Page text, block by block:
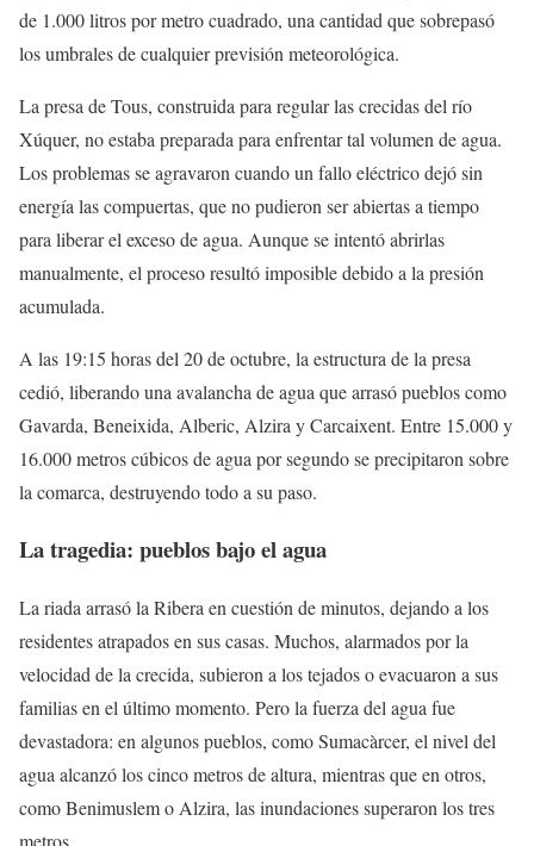
de 1.000 litros por metro cuadrado, una cantidad que sobrepasó
los umbrales de cualquier previsión meteorológica.
La presa de Tous, construida para regular las crecidas del río
Xúquer, no estaba preparada para enfrentar tal volumen de agua.
Los problemas se agravaron cuando un fallo eléctrico dejó sin
energía las compuertas, que no pudieron ser abiertas a tiempo
para liberar el exceso de agua. Aunque se intentó abrirlas
manualmente, el proceso resultó imposible debido a la presión
acumulada.
A las 19:15 horas del 20 de octubre, la estructura de la presa
cedió, liberando una avalancha de agua que arrasó pueblos como
Gavarda, Beneixida, Alberic, Alzira y Carcaixent. Entre 15.000 y
16.000 metros cúbicos de agua por segundo se precipitaron sobre
la comarca, destruyendo todo a su paso.
La tragedia: pueblos bajo el agua
La riada arrasó la Ribera en cuestión de minutos, dejando a los
residentes atrapados en sus casas. Muchos, alarmados por la
velocidad de la crecida, subieron a los tejados o evacuaron a sus
familias en el último momento. Pero la fuerza del agua fue
devastadora: en algunos pueblos, como Sumacàrcer, el nivel del
agua alcanzó los cinco metros de altura, mientras que en otros,
como Benimuslem o Alzira, las inundaciones superaron los tres
metros.